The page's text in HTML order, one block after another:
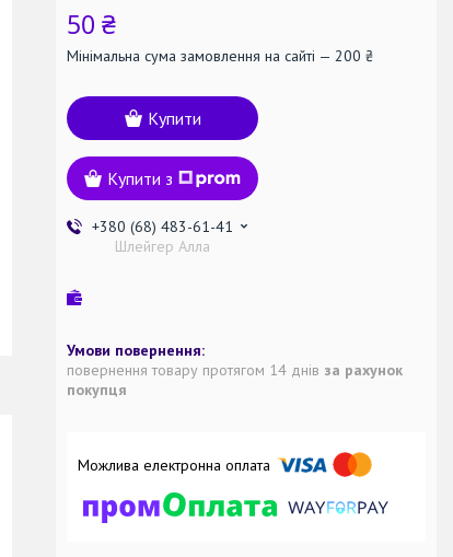
50 ₴
Мінімальна сума замовлення на сайті — 200 ₴
Купити
Купити з
+380 (68) 483-61-41
Шлейгер Алла
повернення товару протягом 14 днів за рахунок
покупця